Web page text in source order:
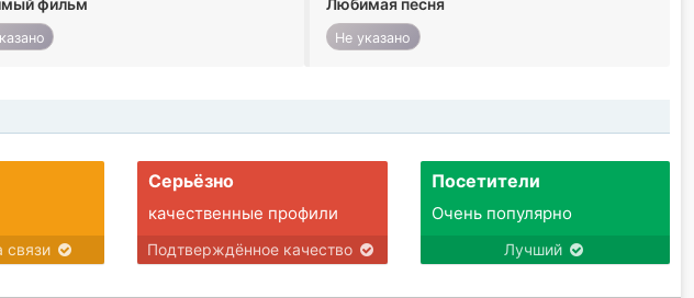
Не указано
связи
Серьёзно
качественные профили
Подтверждённое качество
Посетители
Очень популярно
Лучший